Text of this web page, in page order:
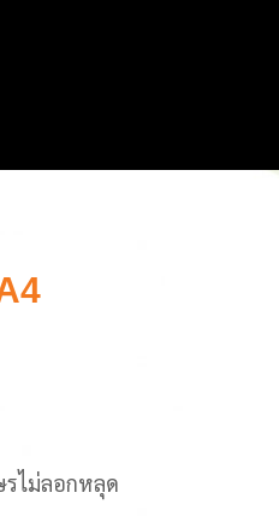
ไม่ลอกหลุด